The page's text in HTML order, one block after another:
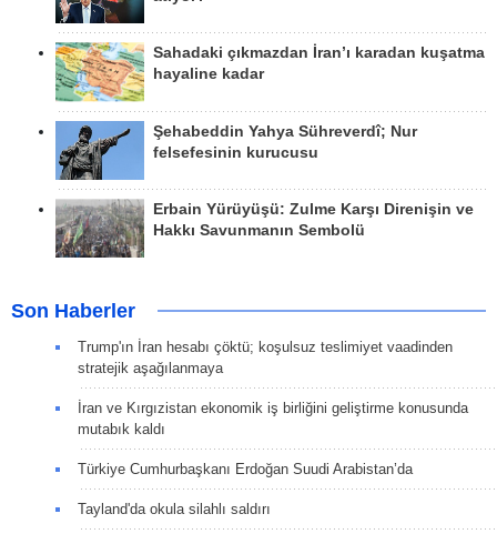
Sahadaki çıkmazdan İran’ı karadan kuşatma
hayaline kadar
Şehabeddin Yahya Sühreverdî; Nur
felsefesinin kurucusu
Erbain Yürüyüşü: Zulme Karşı Direnişin ve
Hakkı Savunmanın Sembolü
Son Haberler
Trump'ın İran hesabı çöktü; koşulsuz teslimiyet vaadinden
stratejik aşağılanmaya
İran ve Kırgızistan ekonomik iş birliğini geliştirme konusunda
mutabık kaldı
Türkiye Cumhurbaşkanı Erdoğan Suudi Arabistan’da
Tayland'da okula silahlı saldırı